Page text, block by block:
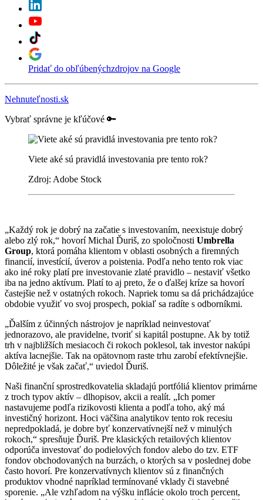
Pridať do obľúbenýchzdrojov na Google
Nehnuteľnosti.sk
Vybrať správne je kľúčové 🔑
Viete aké sú pravidlá investovania pre tento rok?
Zdroj: Adobe Stock
„Každý rok je dobrý na začatie s investovaním, neexistuje dobrý
alebo zlý rok,“ hovorí Michal Ďuriš, zo spoločnosti Umbrella
Group, ktorá pomáha klientom v oblasti osobných a firemných
financií, investícií, úverov a poistenia. Podľa neho tento rok viac
ako iné roky platí pre investovanie zlaté pravidlo – nestaviť všetko
iba na jedno aktívum. Platí to aj preto, že o ďalšej kríze sa hovorí
častejšie než v ostatných rokoch. Napriek tomu sa dá prichádzajúce
obdobie využiť vo svoj prospech, pokiaľ sa radíte s odborníkmi.
„Ďalším z účinných nástrojov je napríklad neinvestovať
jednorazovo, ale pravidelne, tvoriť si kapitál postupne. Ak by totiž
trh v najbližších mesiacoch či rokoch poklesol, tak investor nakúpi
aktíva lacnejšie. Tak na opätovnom raste trhu zarobí efektívnejšie.
Dôležité je však začať,“ uviedol Ďuriš.
Naši finanční sprostredkovatelia skladajú portfóliá klientov primárne
z troch typov aktív – dlhopisov, akcii a realít. „Ich pomer
nastavujeme podľa rizikovosti klienta a podľa toho, aký má
investičný horizont. Hoci väčšina analytikov tento rok recesiu
nepredpokladá, je dobre byť konzervatívnejší než v minulých
rokoch,“ spresňuje Ďuriš. Pre klasických retailových klientov
odporúča investovať do podielových fondov alebo do tzv. ETF
fondov obchodovaných na burzách, o ktorých sa v poslednej dobe
často hovorí. Pre konzervatívnych klientov sú z finančných
produktov vhodné napríklad termínované vklady či stavebné
sporenie. „Ale vzhľadom na výšku inflácie okolo troch percent,